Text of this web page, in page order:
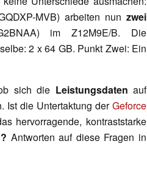
MVB) arbeiten nun zwei
im Z12M9E/B. Die
2 x 64 GB. Punkt Zwei: Ein
sich die Leistungsdaten auf
Ist die Untertaktung derGeforce
hervorragende, kontraststarke
Antworten auf diese Fragen in